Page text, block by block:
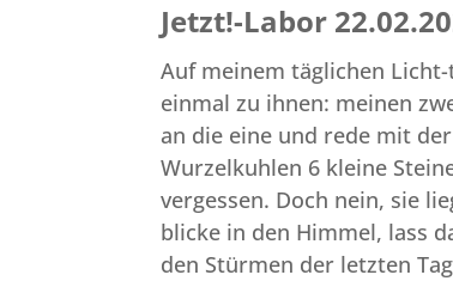
Jetzt!-Labor
Auf meinem täglichen
einmal zu ihnen: meinen
an die eine und rede mit
Wurzelkuhlen 6 kleine
vergessen. Doch nein, sie
blicke in den Himmel, lass
den Stürmen der letzten